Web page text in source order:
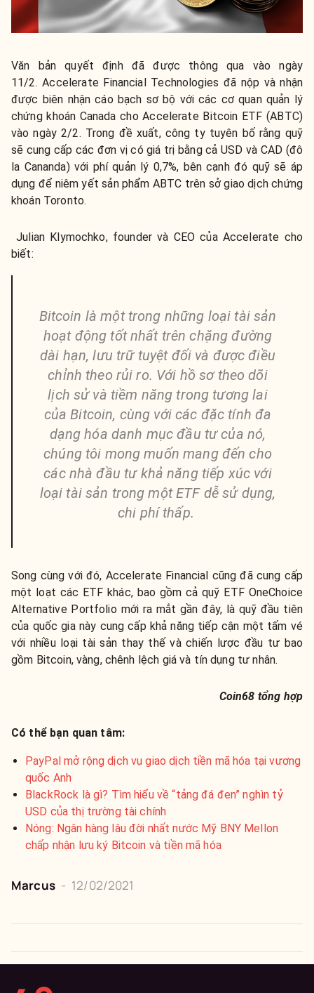
Văn bản quyết định đã được thông qua vào ngày
11/2. Accelerate Financial Technologies đã nộp và nhận
được biên nhận cáo bạch sơ bộ với các cơ quan quản lý
chứng khoán Canada cho Accelerate Bitcoin ETF (ABTC)
vào ngày 2/2. Trong đề xuất, công ty tuyên bố rằng quỹ
sẽ cung cấp các đơn vị có giá trị bằng cả USD và CAD (đô
la Cananda) với phí quản lý 0,7%, bên cạnh đó quỹ sẽ áp
dụng để niêm yết sản phẩm ABTC trên sở giao dịch chứng
khoán Toronto.
Julian Klymochko, founder và CEO của Accelerate cho
biết:
Bitcoin là một trong những loại tài sản
hoạt động tốt nhất trên chặng đường
dài hạn, lưu trữ tuyệt đối và được điều
chỉnh theo rủi ro. Với hồ sơ theo dõi
lịch sử và tiềm năng trong tương lai
của Bitcoin, cùng với các đặc tính đa
dạng hóa danh mục đầu tư của nó,
chúng tôi mong muốn mang đến cho
các nhà đầu tư khả năng tiếp xúc với
loại tài sản trong một ETF dễ sử dụng,
chi phí thấp.
Song cùng với đó, Accelerate Financial cũng đã cung cấp
một loạt các ETF khác, bao gồm cả quỹ ETF OneChoice
Alternative Portfolio mới ra mắt gần đây, là quỹ đầu tiên
của quốc gia này cung cấp khả năng tiếp cận một tấm vé
với nhiều loại tài sản thay thế và chiến lược đầu tư bao
gồm Bitcoin, vàng, chênh lệch giá và tín dụng tư nhân.
Coin68 tổng hợp
Có thể bạn quan tâm:
PayPal mở rộng dịch vụ giao dịch tiền mã hóa tại vương
quốc Anh
BlackRock là gì? Tìm hiểu về “tảng đá đen” nghìn tỷ
USD của thị trường tài chính
Nóng: Ngân hàng lâu đời nhất nước Mỹ BNY Mellon
chấp nhận lưu ký Bitcoin và tiền mã hóa
Marcus - 12/02/2021